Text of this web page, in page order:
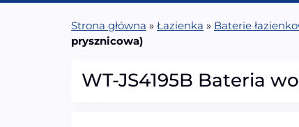
Strona główna » Łazienka » Baterie
prysznicowa)
WT-JS4195B Bateria